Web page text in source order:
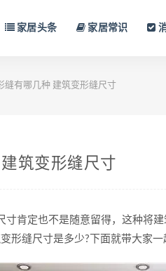
家居头条 家居常识
缝有哪几种 建筑变形缝尺寸
筑变形缝尺寸
定也不是随意留得，这种将建
形缝尺寸是多少?下面就带大家一